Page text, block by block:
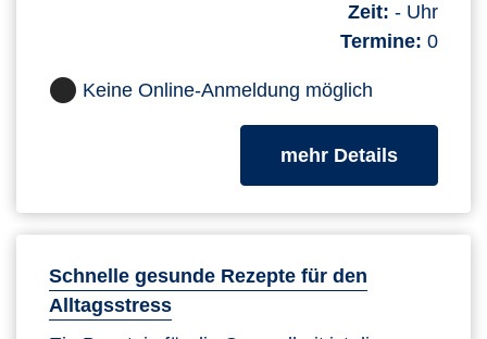
Zeit: - Uhr
Termine: 0
Keine Online-Anmeldung möglich
mehr Detailszum
Schnelle gesunde Rezepte für den
Alltagsstress